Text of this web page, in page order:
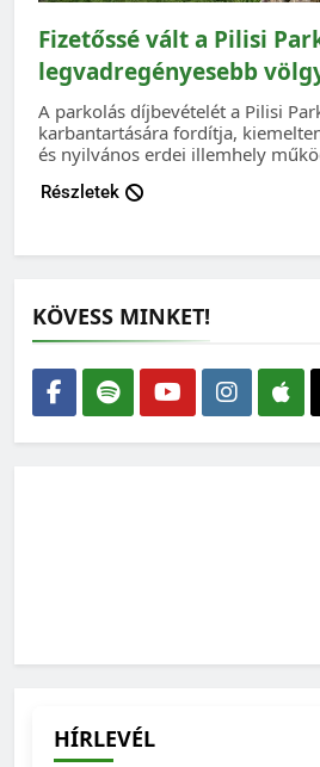
Fizetőssé vált a Pilisi
legvadregényesebb
A parkolás díjbevételét a Pilisi
karbantartására fordítja,
és nyilvános erdei illemhely
Részletek
KÖVESS MINKET!
HÍRLEVÉL